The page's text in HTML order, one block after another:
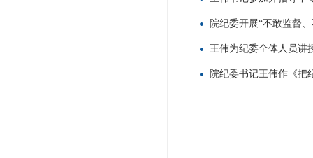
院纪委开展“不敢监督
王伟为纪委全体人员讲
院纪委书记王伟作《把